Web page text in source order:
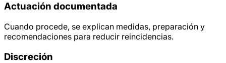
Actuación documentada
Cuando procede, se explican medidas, preparación y
recomendaciones para reducir reincidencias.
Discreción